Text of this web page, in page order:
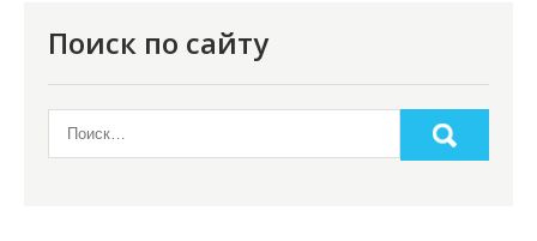
Поиск по сайту